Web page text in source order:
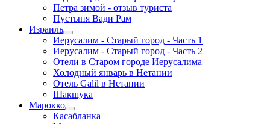
Петра зимой - отзыв туриста
Пустыня Вади Рам
Израиль
Иерусалим - Старый город - Часть 1
Иерусалим - Старый город - Часть 2
Отели в Старом городе Иерусалима
Холодный январь в Нетании
Отель Galil в Нетании
Шакшука
Марокко
Касабланка